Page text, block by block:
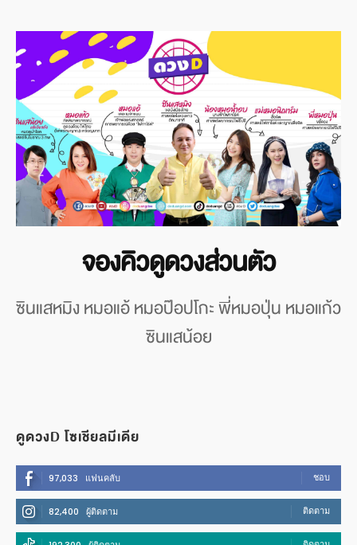
จองคิวดูดวงส่วนตัว
ซินแสหมิง หมอแอ้ หมอป๊อปโกะ พี่หมอปุ่น หมอแก้ว
ซินแสน้อย
ดูดวงD โซเชียลมีเดีย
97,033 แฟนคลับ ชอบ
82,400 ผู้ติดตาม ติดตาม